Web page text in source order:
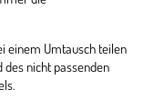
einem Umtausch teilen
des nicht passenden